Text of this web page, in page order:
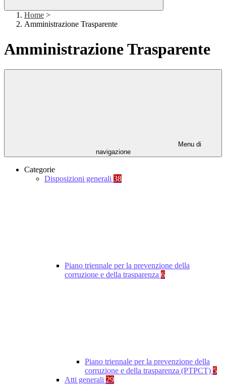
Home >
Amministrazione Trasparente
Amministrazione Trasparente
Menu di
navigazione
Categorie
Disposizioni generali 38
Piano triennale per la prevenzione della
corruzione e della trasparenza 6
Piano triennale per la prevenzione della
corruzione e della trasparenza (PTPCT) 5
Atti generali 29